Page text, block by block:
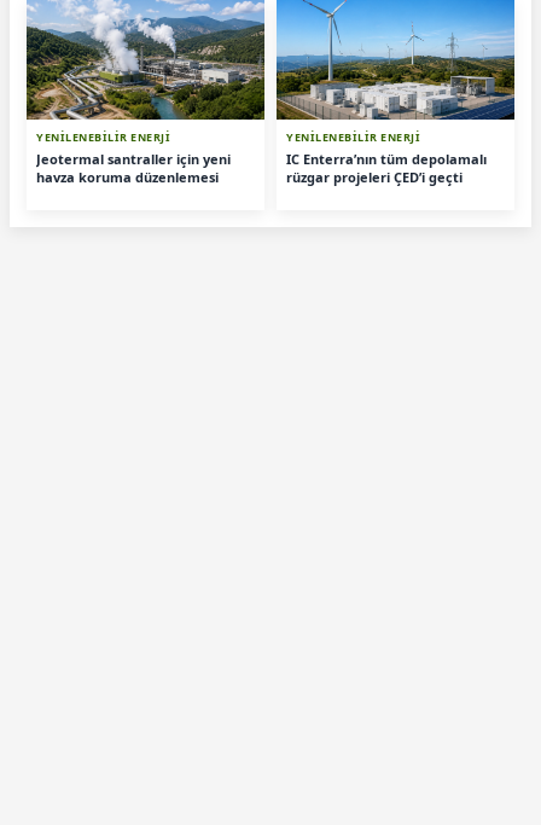
YENİLENEBİLİR ENERJİ
Jeotermal santraller için yeni
havza koruma düzenlemesi
YENİLENEBİLİR ENERJİ
IC Enterra’nın tüm depolamalı
rüzgar projeleri ÇED’i geçti